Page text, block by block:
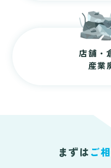
店舗・
産業
まずはご